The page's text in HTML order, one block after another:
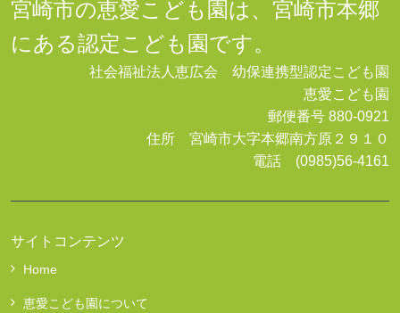
宮崎市の恵愛こども園は、宮崎市本郷
にある認定こども園です。
社会福祉法人恵広会 幼保連携型認定こども園
恵愛こども園
郵便番号 880-0921
住所 宮崎市大字本郷南方原２９１０
電話 (0985)56-4161
サイトコンテンツ
Home
恵愛こども園について